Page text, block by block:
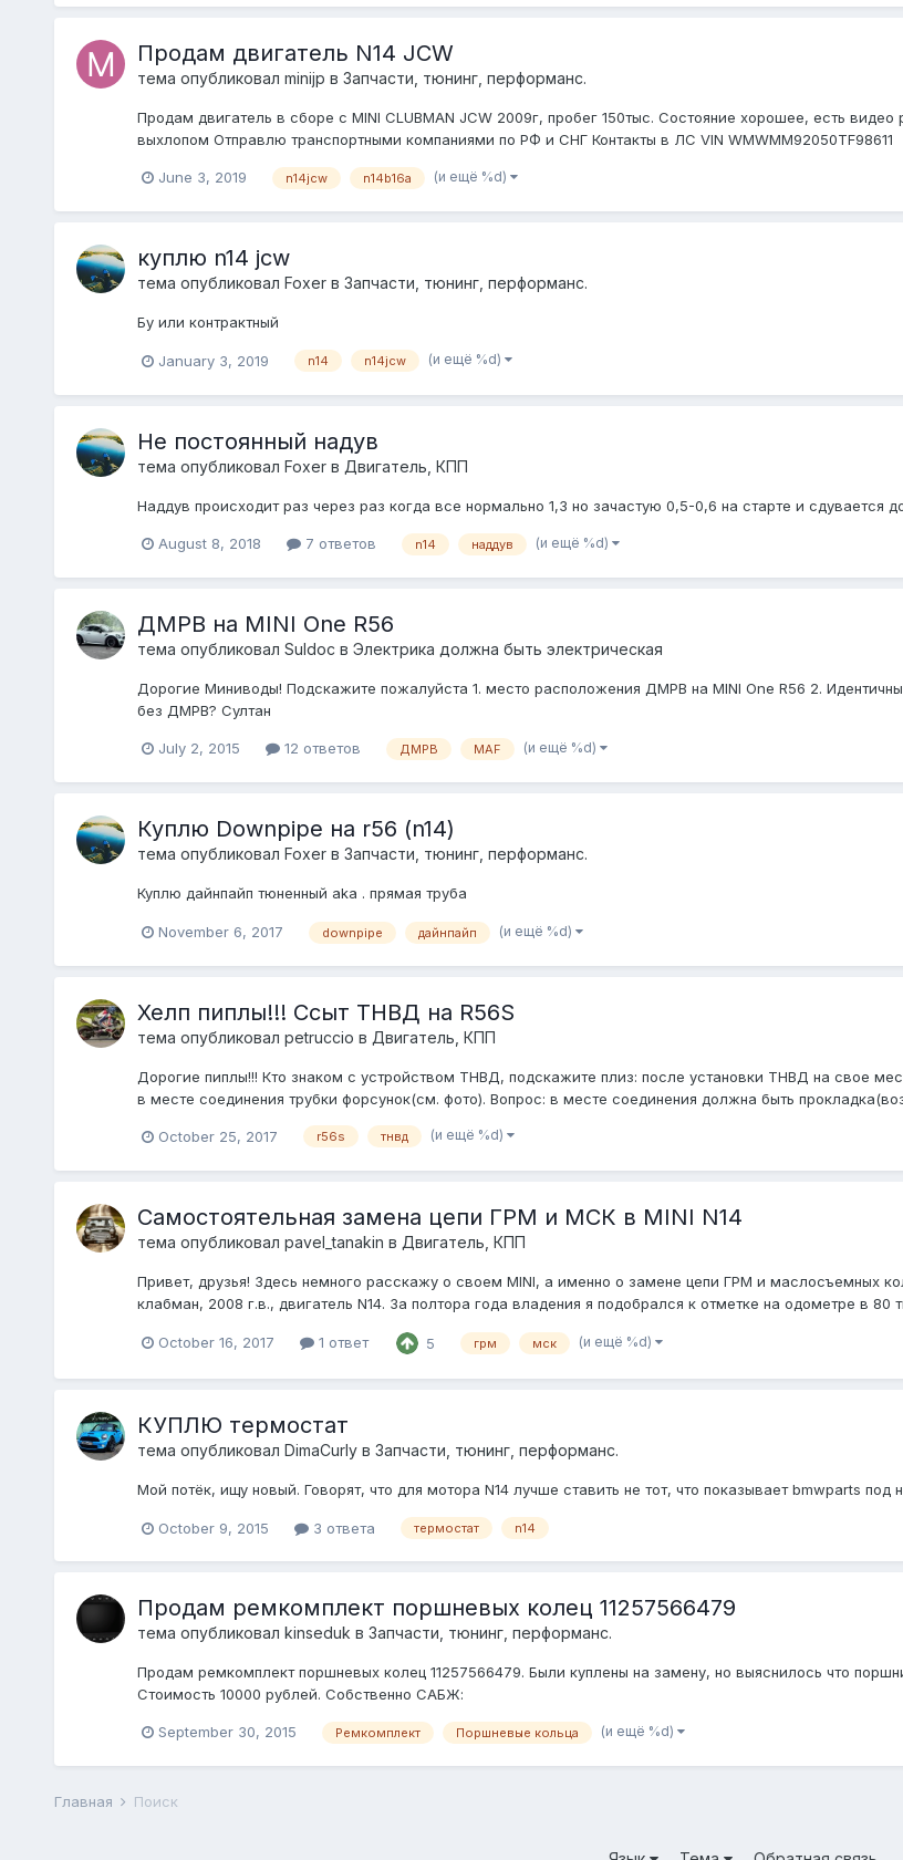
Продам двигатель N14 JCW
тема опубликовал minijp в Запчасти, тюнинг, перформанс.
Продам двигатель в сборе c MINI CLUBMAN JCW 2009г, пробег 150тыс. Состояние хорошее, есть
выхлопом Отправлю транспортными компаниями по РФ и СНГ Контакты в ЛС VIN WMWMM92050TF98611
June 3, 2019 n14jcw n14b16a (и ещё %d)
куплю n14 jcw
тема опубликовал Foxerв Запчасти, тюнинг, перформанс.
Бу или контрактный
January 3, 2019 n14 n14jcw (и ещё %d)
Не постоянный надув
тема опубликовал Foxerв Двигатель, КПП
Наддув происходит раз через раз когда все нормально 1,3 но зачастую 0,5-0,6 на старте и сдувается
August 8, 2018 7 ответов n14 наддув (и ещё %d)
ДМРВ на MINI One R56
тема опубликовал Suldoc в Электрика должна быть электрическая
Дорогие Миниводы! Подскажите пожалуйста 1. место расположения ДМРВ на MINI One R56 2.
без ДМРВ? Султан
July 2, 2015 12 ответов ДМРВ MAF (и ещё %d)
Куплю Downpipe на r56 (n14)
тема опубликовал Foxerв Запчасти, тюнинг, перформанс.
Куплю дайнпайп тюненный aka . прямая труба
November 6, 2017 downpipe дайнпайп (и ещё %d)
Хелп пиплы!!! Ссыт ТНВД на R56S
тема опубликовал petruccio в Двигатель, КПП
Дорогие пиплы!!! Кто знаком с устройством ТНВД, подскажите плиз: после установки ТНВД на свое
в месте соединения трубки форсунок(см. фото). Вопрос: в месте соединения должна быть
October 25, 2017 r56s тнвд (и ещё %d)
Самостоятельная замена цепи ГРМ и МСК в MINI N14
тема опубликовал pavel_tanakin в Двигатель, КПП
Привет, друзья! Здесь немного расскажу о своем MINI, а именно о замене цепи ГРМ и маслосъемных
клабман, 2008 г.в., двигатель N14. За полтора года владения я подобрался к отметке на одометре в
October 16, 2017 1 ответ 5 грм мск (и ещё %d)
КУПЛЮ термостат
тема опубликовал DimaCurlyв Запчасти, тюнинг, перформанс.
Мой потёк, ищу новый. Говорят, что для мотора N14 лучше ставить не тот, что показывает bmwparts
October 9, 2015 3 ответа термостат n14
Продам ремкомплект поршневых колец 11257566479
тема опубликовал kinseduk в Запчасти, тюнинг, перформанс.
Продам ремкомплект поршневых колец 11257566479. Были куплены на замену, но выяснилось что
Стоимость 10000 рублей. Собственно САБЖ:
September 30, 2015 Ремкомплект Поршневые кольца (и ещё %d)
Главная Поиск